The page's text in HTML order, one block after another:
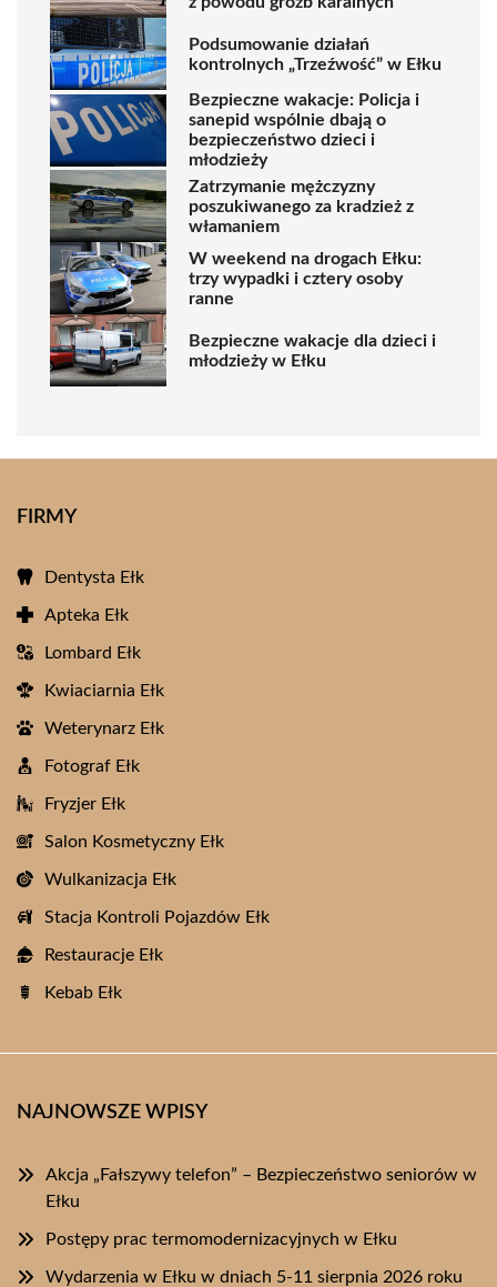
Podsumowanie działań
kontrolnych „Trzeźwość” w Ełku
Bezpieczne wakacje: Policja i
sanepid wspólnie dbają o
bezpieczeństwo dzieci i
młodzieży
Zatrzymanie mężczyzny
poszukiwanego za kradzież z
włamaniem
W weekend na drogach Ełku:
trzy wypadki i cztery osoby
ranne
Bezpieczne wakacje dla dzieci i
młodzieży w Ełku
FIRMY
Dentysta Ełk
Apteka Ełk
Lombard Ełk
Kwiaciarnia Ełk
Weterynarz Ełk
Fotograf Ełk
Fryzjer Ełk
Salon Kosmetyczny Ełk
Wulkanizacja Ełk
Stacja Kontroli Pojazdów Ełk
Restauracje Ełk
Kebab Ełk
NAJNOWSZE WPISY
Akcja „Fałszywy telefon” – Bezpieczeństwo seniorów w
Ełku
Postępy prac termomodernizacyjnych w Ełku
Wydarzenia w Ełku w dniach 5-11 sierpnia 2026 roku